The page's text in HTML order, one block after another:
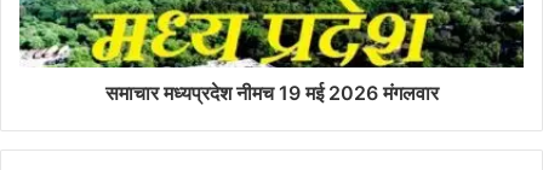
समाचार मध्यप्रदेश नीमच 19 मई 2026 मंगलवार